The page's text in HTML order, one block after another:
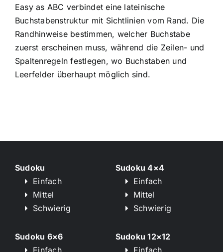
Easy as ABC verbindet eine lateinische
Buchstabenstruktur mit Sichtlinien vom Rand. Die
Randhinweise bestimmen, welcher Buchstabe
zuerst erscheinen muss, während die Zeilen- und
Spaltenregeln festlegen, wo Buchstaben und
Leerfelder überhaupt möglich sind.
Sudoku
Einfach
Mittel
Schwierig
Sudoku 4×4
Einfach
Mittel
Schwierig
Sudoku 6×6
Sudoku 12×12